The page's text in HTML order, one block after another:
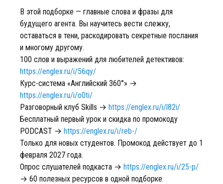
В этой подборке — главные слова и фразы для
будущего агента. Вы научитесь вести слежку,
оставаться в тени, раскодировать секретные послания
и многому другому.
100 слов и выражений для любителей детективов:
https://englex.ru/i/56qy/
Курс-система «Английский 360°» →
https://englex.ru/i/o0ti/
Разговорный клуб Skills → https://englex.ru/i/l82i/
Бесплатный первый урок и скидка по промокоду
PODCAST → https://englex.ru/i/reb-/
Только для новых студентов. Промокод действует до 1
февраля 2027 года.
Опрос слушателей подкаста → https://englex.ru/i/25-p/
→ 60 полезных ресурсов в одной подборке